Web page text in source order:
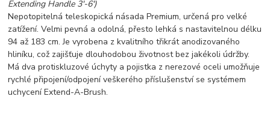
Extending Handle 3'-6')
Nepotopitelná teleskopická násada Premium, určená pro velké
zatížení. Velmi pevná a odolná, přesto lehká s nastavitelnou délku
94 až 183 cm. Je vyrobena z kvalitního třikrát anodizovaného
hliníku, což zajišťuje dlouhodobou životnost bez jakékoli údržby.
Má dva protiskluzové úchyty a pojistka z nerezové oceli umožňuje
rychlé připojení/odpojení veškerého příslušenství se systémem
uchycení Extend-A-Brush.